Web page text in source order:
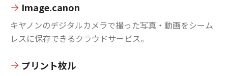
Image.canon
キヤノンのデジタルカメラで撮った写真・動画をシーム
レスに保存できるクラウドサービス。
プリント枚ル